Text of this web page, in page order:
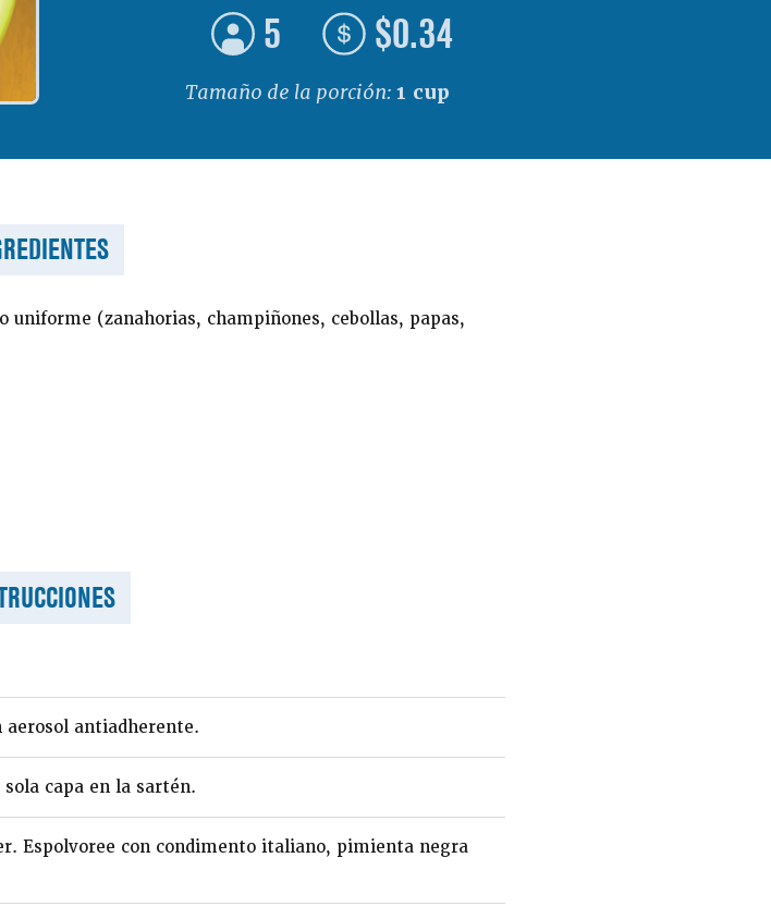
5 $0.34
Tamaño de la porción: 1 cup
uniforme (zanahorias, champiñones, cebollas, papas,
aerosol antiadherente.
capa en la sartén.
Espolvoree con condimento italiano, pimienta negra